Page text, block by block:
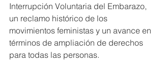
Interrupción Voluntaria del Embarazo,
un reclamo histórico de los
movimientos feministas y un avance en
términos de ampliación de derechos
para todas las personas.